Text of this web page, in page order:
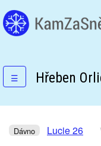
☰ Hřeben
Dávno Lucie 26